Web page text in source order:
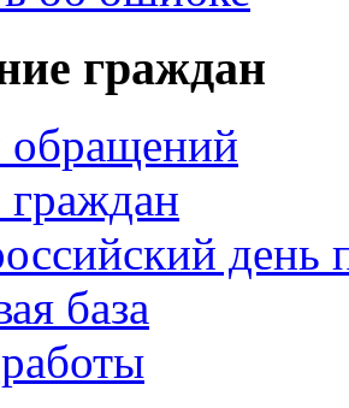
граждан
день
база